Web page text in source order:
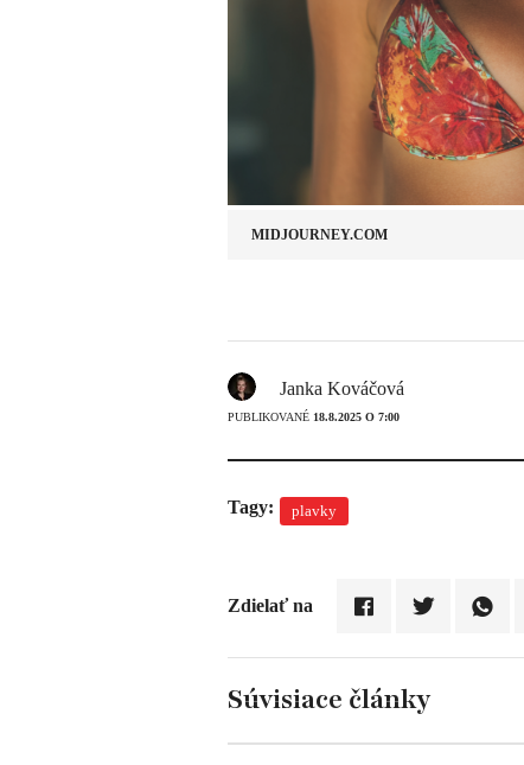
MIDJOURNEY.COM
Janka Kováčová
PUBLIKOVANÉ 18.8.2025 O 7:00
Tagy: plavky
Zdielať na
Súvisiace články